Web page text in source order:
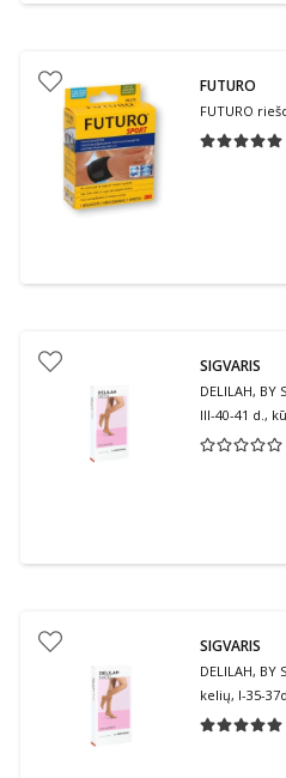
FUTURO
FUTURO
Vidutinis
SIGVARIS
DELILAH, BY
III-40-41 d.,
Vidutinis
SIGVARIS
DELILAH, BY
kelių, I-35-
Vidutinis